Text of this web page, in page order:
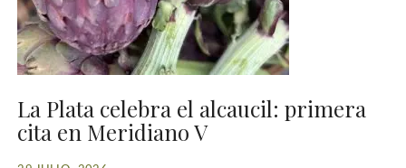
La Plata celebra el alcaucil: primera
cita en Meridiano V